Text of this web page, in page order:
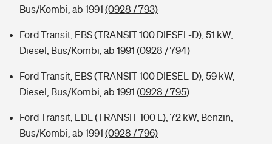
Bus/Kombi, ab 1991 (0928 / 793)
Ford Transit, EBS (TRANSIT 100 DIESEL-D), 51 kW,
Diesel, Bus/Kombi, ab 1991 (0928 / 794)
Ford Transit, EBS (TRANSIT 100 DIESEL-D), 59 kW,
Diesel, Bus/Kombi, ab 1991 (0928 / 795)
Ford Transit, EDL (TRANSIT 100 L), 72 kW, Benzin,
Bus/Kombi, ab 1991 (0928 / 796)